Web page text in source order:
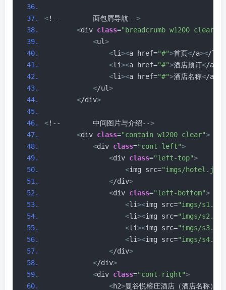
<!--        面包屑导航-->
<div class="breadcrumb w1200 clear"
<ul>
<li><a href="#">首页</a></li
<li><a href="#">酒店预订</a
<li><a href="#">酒店名称</a
</ul>
</div>
<!--        中间图片与介绍-->
<div class="contain w1200 clear">
<div class="cont-left">
<div class="left-top">
<img src="imgs/hotel.jpg"
</div>
<div class="left-bottom">
<li><img src="imgs/
<li><img src="imgs/
<li><img src="imgs/
<li><img src="imgs/
</div>
</div>
<div class="cont-right">
<h2>曼谷悦榕庄酒店（酒店名称）